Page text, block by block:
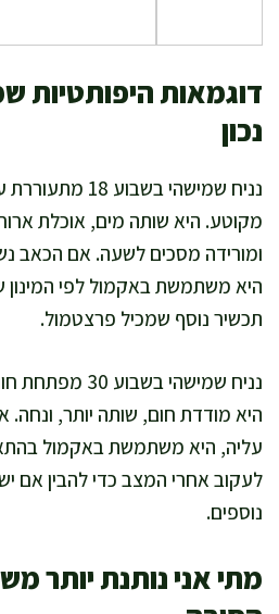
דוגמאות היפותטיות
נכון
נניח שמישהי
מקוטע. היא שותה מים, אוכלת
ומורידה מסכים לשעה. אם הכאב
היא משתמשת באקמול לפי המינון
תכשיר נוסף שמכיל פרצטמול.
נניח שמישהי
היא מודדת חום, שותה יותר, ונחה.
עליה, היא משתמשת באקמול
לעקוב אחרי המצב כדי להבין אם
נוספים.
מתי אני נותנת יותר